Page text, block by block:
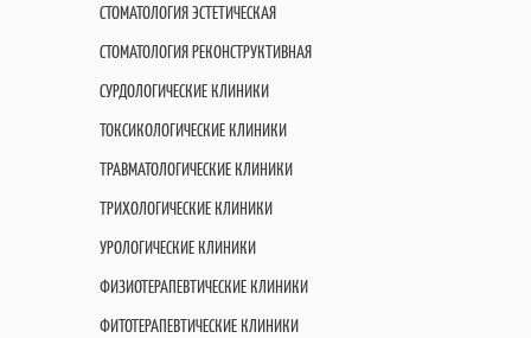
СТОМАТОЛОГИЯ ЭСТЕТИЧЕСКАЯ
СТОМАТОЛОГИЯ РЕКОНСТРУКТИВНАЯ
СУРДОЛОГИЧЕСКИЕ КЛИНИКИ
ТОКСИКОЛОГИЧЕСКИЕ КЛИНИКИ
ТРАВМАТОЛОГИЧЕСКИЕ КЛИНИКИ
ТРИХОЛОГИЧЕСКИЕ КЛИНИКИ
УРОЛОГИЧЕСКИЕ КЛИНИКИ
ФИЗИОТЕРАПЕВТИЧЕСКИЕ КЛИНИКИ
ФИТОТЕРАПЕВТИЧЕСКИЕ КЛИНИКИ